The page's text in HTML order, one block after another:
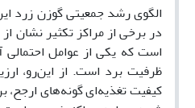
در برخی از مراکز تکثیر
است که یکی از عوامل
ظرفیت برد است. از این‌رو،
کیفیت تغذیه‌ای گونه‌های